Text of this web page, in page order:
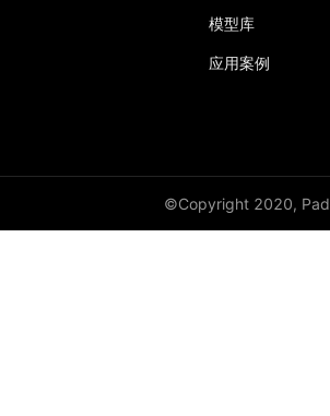
模型库
应用案例
©Copyright 2020,